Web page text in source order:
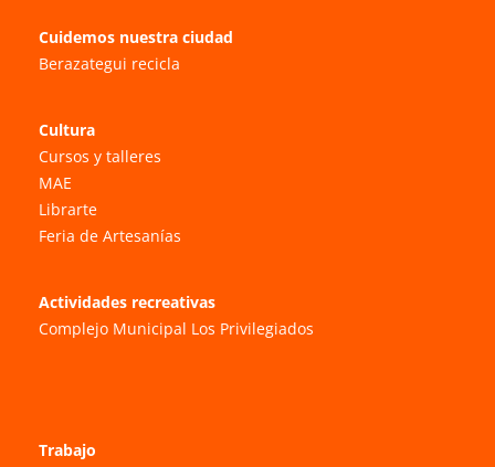
Cuidemos nuestra ciudad
Berazategui recicla
Cultura
Cursos y talleres
MAE
Librarte
Feria de Artesanías
Actividades recreativas
Complejo Municipal Los Privilegiados
Trabajo